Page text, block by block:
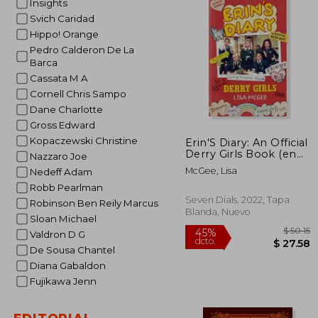
Insights
Svich Caridad
Hippo! Orange
Pedro Calderon De La
Barca
Cassata M A
Cornell Chris Sampo
Dane Charlotte
Gross Edward
Kopaczewski Christine
Nazzaro Joe
Nedeff Adam
Robb Pearlman
Robinson Ben Reily Marcus
Sloan Michael
Valdron D G
De Sousa Chantel
Diana Gabaldon
Fujikawa Jenn
Erin'S Diary: An Official
Derry Girls Book (en
Inglés)
McGee, Lisa
Seven Dials, 2022, Tapa
Blanda, Nuevo